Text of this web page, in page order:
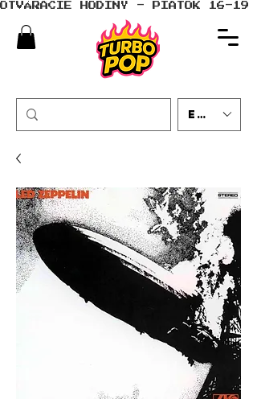
OTVÁRACIE HODINY - PIATOK 16-19
EUR (€)